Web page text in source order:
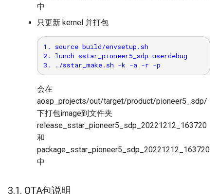
中
只更新 kernel 并打包
1. source build/envsetup.sh
2. lunch sstar_pioneer5_sdp-userdebug
会在
aosp_projects/out/target/product/pioneer5_sdp/
下打包image到文件夹
release_sstar_pioneer5_sdp_20221212_163720
和
package_sstar_pioneer5_sdp_20221212_163720
中
3.1. OTA包说明